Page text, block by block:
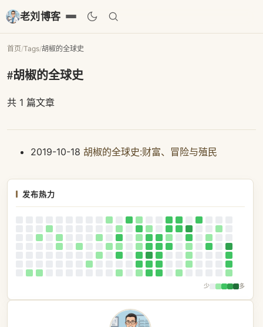
老刘博客
首页/Tags/胡椒的全球史
#胡椒的全球史
共 1 篇文章
2019-10-18 胡椒的全球史:财富、冒险与殖民
发布热力
少 多